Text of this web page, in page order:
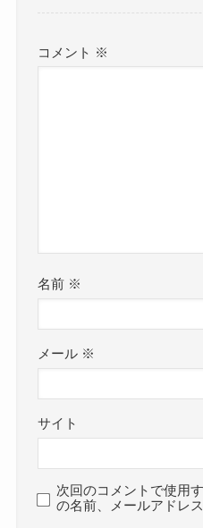
コメント ※
名前 ※
メール ※
サイト
次回のコメントで使用
の名前、メールアドレ